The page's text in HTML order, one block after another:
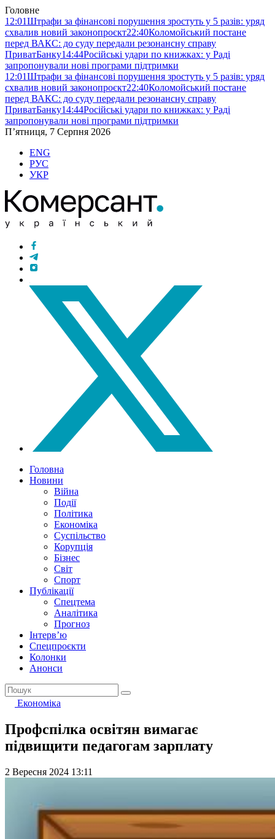
Головне
12:01Штрафи за фінансові порушення зростуть у 5 разів: уряд
схвалив новий законопроєкт22:40Коломойський постане
перед ВАКС: до суду передали резонансну справу
ПриватБанку14:44Російські удари по книжках: у Раді
запропонували нові програми підтримки
12:01Штрафи за фінансові порушення зростуть у 5 разів: уряд
схвалив новий законопроєкт22:40Коломойський постане
перед ВАКС: до суду передали резонансну справу
ПриватБанку14:44Російські удари по книжках: у Раді
запропонували нові програми підтримки
П’ятниця, 7 Серпня 2026
ENG
РУС
УКР
Головна
Новини
Війна
Події
Політика
Економіка
Суспільство
Корупція
Бізнес
Світ
Спорт
Публікації
Спецтема
Аналітика
Прогноз
Інтерв’ю
Спецпроєкти
Колонки
Анонси
Економіка
Профспілка освітян вимагає
підвищити педагогам зарплату
2 Вересня 2024 13:11